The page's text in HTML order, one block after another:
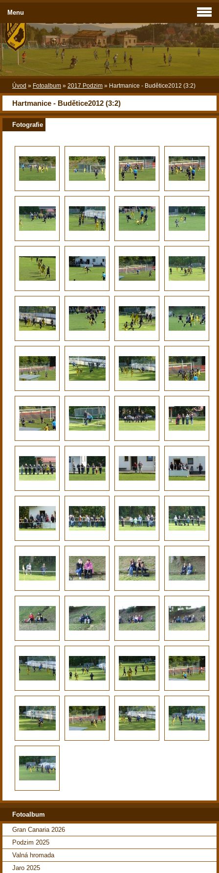
Úvod » Fotoalbum » 2017 Podzim » Hartmanice - Budětice2012 (3:2)
Hartmanice - Budětice2012 (3:2)
Fotografie
Menu
Fotoalbum
Gran Canaria 2026
Podzim 2025
Valná hromada
Jaro 2025